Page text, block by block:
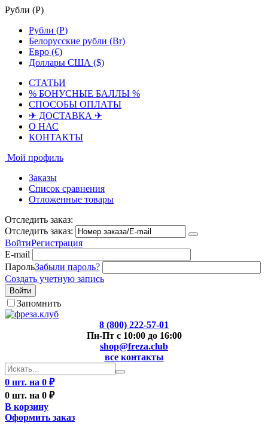
Рубли (Р)
Рубли (Р)
Белорусские рубли (Br)
Евро (€)
Доллары США ($)
СТАТЬИ
% БОНУСНЫЕ БАЛЛЫ %
СПОСОБЫ ОПЛАТЫ
✈ ДОСТАВКА ✈
О НАС
КОНТАКТЫ
Мой профиль
Заказы
Список сравнения
Отложенные товары
Отследить заказ:
Отследить заказ:
ВойтиРегистрация
E-mail
ПарольЗабыли пароль?
Создать учетную запись
Войти
Запомнить
8 (800) 222-57-01
Пн-Пт с 10:00 до 16:00
shop@freza.club
все контакты
0 шт. на 0 ₽
0 шт. на 0 ₽
В корзину
Оформить заказ